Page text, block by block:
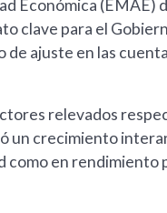
Económica (EMAE)
clave para el
ajuste en las
relevados
un crecimiento
como en rendimiento